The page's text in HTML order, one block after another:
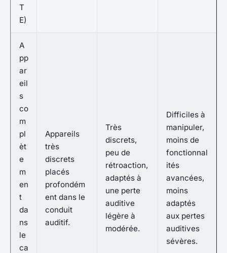
T
E)
A
pp
ar
eil
s
co
m
pl
èt
e
m
en
t
da
ns
le
ca
Appareils
très
discrets
placés
profondém
ent dans le
conduit
auditif.
Très
discrets,
peu de
rétroaction,
adaptés à
une perte
auditive
légère à
modérée.
Difficiles à
manipuler,
moins de
fonctionnal
ités
avancées,
moins
adaptés
aux pertes
auditives
sévères.